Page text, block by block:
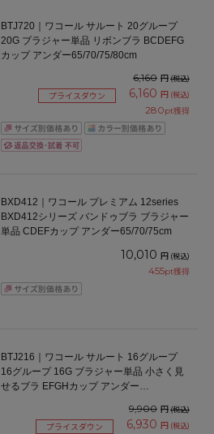
BTJ720｜ワコール サルート 20グループ
20G ブラジャー単品 リボンブラ BCDEFG
カップ アンダー65/70/75/80cm
6,160 円(税込)
プライスダウン 6,160 円 (税込)
280pt獲得
BXD412｜ワコール プレミアム 12series
BXD412シリーズ バンドゥブラ ブラジャー
単品 CDEFカップ アンダー65/70/75cm
10,010 円 (税込)
455pt獲得
BTJ216｜ワコール サルート 16グループ
16グループ 16G ブラジャー単品 小さく見
せるブラ EFGHカップ アンダー
9,900 円(税込)
プライスダウン 6,930 円 (税込)